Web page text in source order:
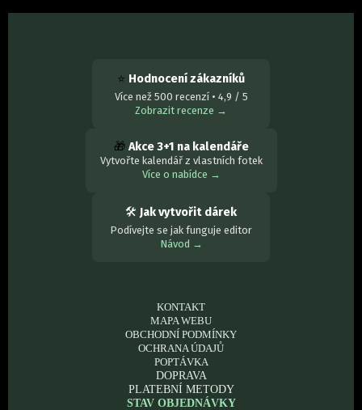
⭐ Hodnocení zákazníků
Více než 500 recenzí • 4,9 / 5
Zobrazit recenze →
🎁 Akce 3+1 na kalendáře
Vytvořte kalendář z vlastních fotek
Více o nabídce →
🛠 Jak vytvořit dárek
Podívejte se jak funguje editor
Návod →
KONTAKT
MAPA WEBU
OBCHODNÍ PODMÍNKY
OCHRANA ÚDAJŮ
POPTÁVKA
DOPRAVA
PLATEBNÍ METODY
STAV OBJEDNÁVKY